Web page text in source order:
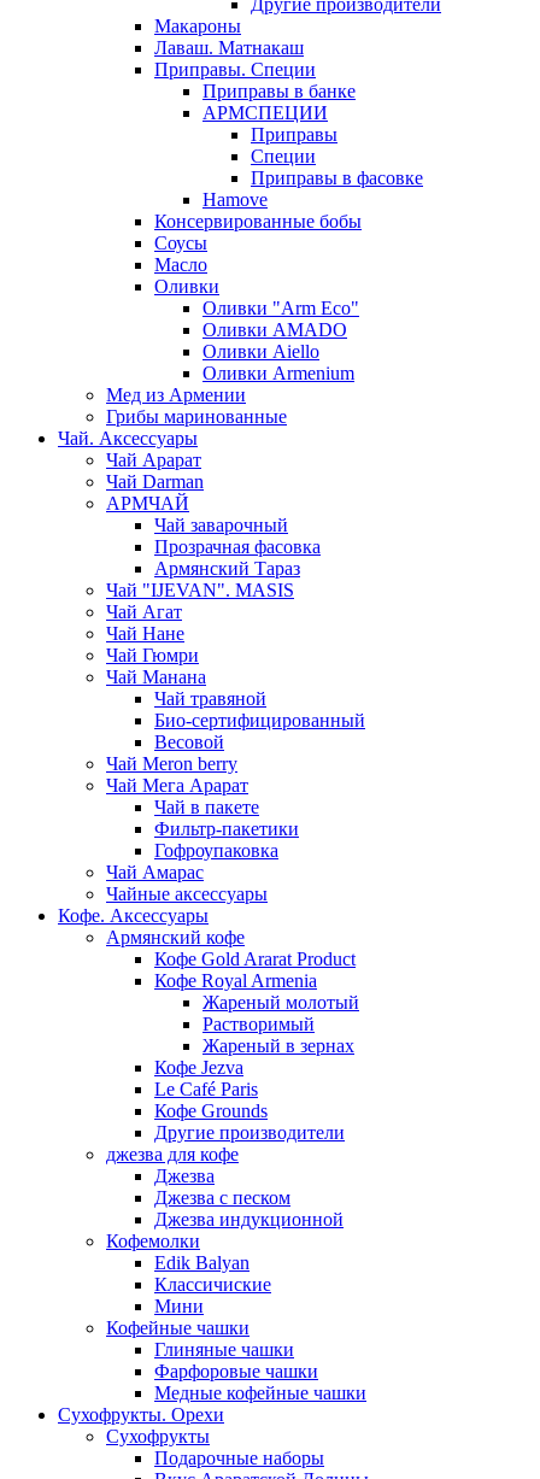
Другие производители
Макароны
Лаваш. Матнакаш
Приправы. Специи
Приправы в банке
АРМСПЕЦИИ
Приправы
Специи
Приправы в фасовке
Hamove
Консервированные бобы
Соусы
Масло
Оливки
Оливки "Arm Eco"
Оливки AMADO
Оливки Aiello
Оливки Armenium
Мед из Армении
Грибы маринованные
Чай. Аксессуары
Чай Арарат
Чай Darman
АРМЧАЙ
Чай заварочный
Прозрачная фасовка
Армянский Тараз
Чай "IJEVAN". MASIS
Чай Агат
Чай Нане
Чай Гюмри
Чай Манана
Чай травяной
Био-сертифицированный
Весовой
Чай Meron berry
Чай Мега Арарат
Чай в пакете
Фильтр-пакетики
Гофроупаковка
Чай Амарас
Чайные аксессуары
Кофе. Аксессуары
Армянский кофе
Кофе Gold Ararat Product
Кофе Royal Armenia
Жареный молотый
Растворимый
Жареный в зернах
Кофе Jezva
Le Café Paris
Кофе Grounds
Другие производители
джезва для кофе
Джезва
Джезва с песком
Джезва индукционной
Кофемолки
Edik Balyan
Классичиские
Мини
Кофейные чашки
Глиняные чашки
Фарфоровые чашки
Медные кофейные чашки
Сухофрукты. Орехи
Сухофрукты
Подарочные наборы